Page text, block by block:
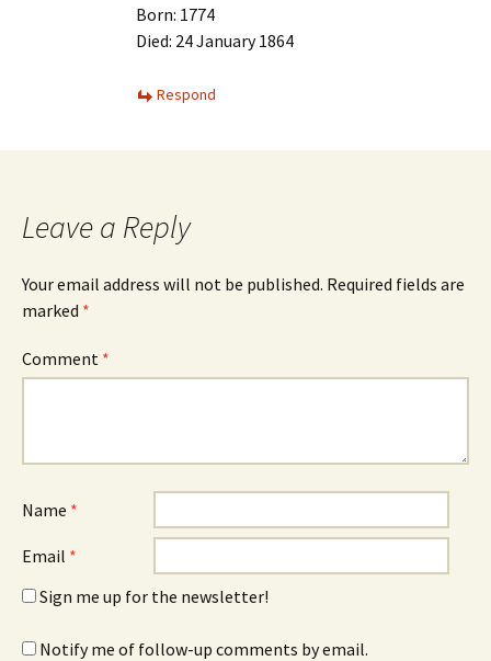
Born: 1774
Died: 24 January 1864
Respond
Leave a Reply
Your email address will not be published. Required fields are
marked *
Comment *
Name *
Email *
Sign me up for the newsletter!
Notify me of follow-up comments by email.